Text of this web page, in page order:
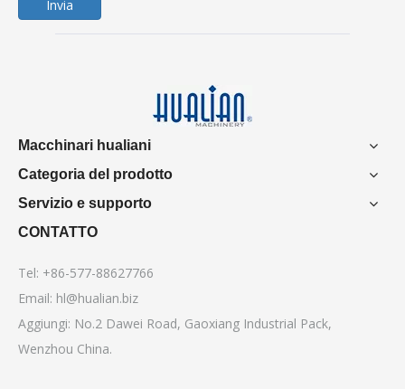
Invia
Macchinari hualiani
Categoria del prodotto
Servizio e supporto
CONTATTO
Tel: +86-577-88627766
Email: hl@hualian.biz
Aggiungi: No.2 Dawei Road, Gaoxiang Industrial Pack,
Wenzhou China.